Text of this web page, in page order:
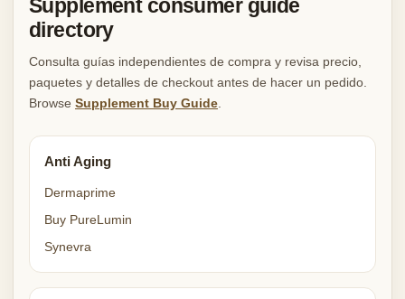
Supplement consumer guide
directory
Consulta guías independientes de compra y revisa precio,
paquetes y detalles de checkout antes de hacer un pedido.
Browse Supplement Buy Guide
Anti Aging
Dermaprime
Buy PureLumin
Synevra